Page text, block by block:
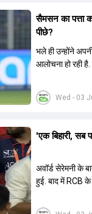
Wed - 03
सैमसन का पत्ता
पीछे?
भले ही उन्होंने
आलोचना हो रही
'एक बिहारी, सब
अवॉर्ड सेरेमनी के
हुई. बाद में RCB के